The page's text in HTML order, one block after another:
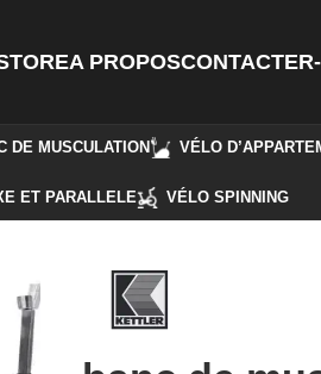
A PROPOS
DE MUSCULATION VÉLO
ET PARALLELE VÉLO SPINNING